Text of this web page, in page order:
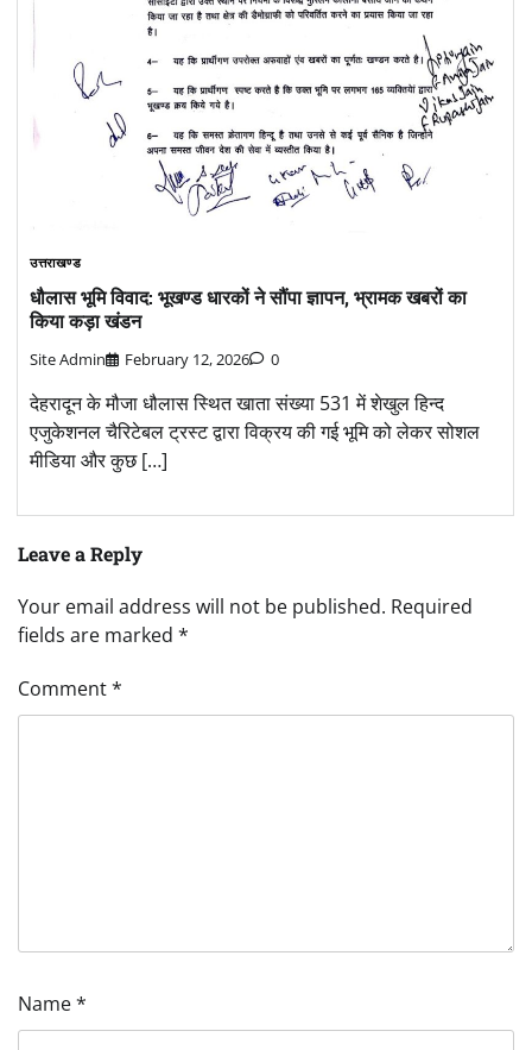
उत्तराखण्ड
धौलास भूमि विवाद: भूखण्ड धारकों ने सौंपा ज्ञापन, भ्रामक खबरों का
किया कड़ा खंडन
Site Admin February 12, 2026 0
देहरादून के मौजा धौलास स्थित खाता संख्या 531 में शेखुल हिन्द
एजुकेशनल चैरिटेबल ट्रस्ट द्वारा विक्रय की गई भूमि को लेकर सोशल
मीडिया और कुछ […]
Leave a Reply
Your email address will not be published. Required
fields are marked *
Comment*
Name*